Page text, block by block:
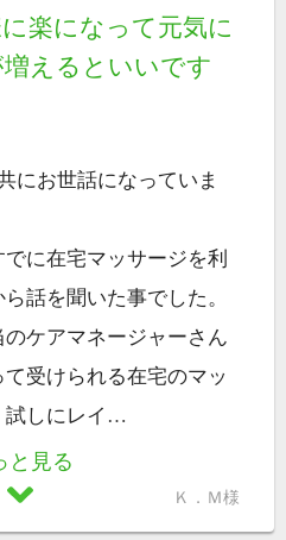
楽になって元気に
えるといいです
にお世話になっていま
に在宅マッサージを利
話を聞いた事でした。
ケアマネージャーさん
受けられる在宅のマッ
しにレイ …
と見る
Ｋ．Ｍ様